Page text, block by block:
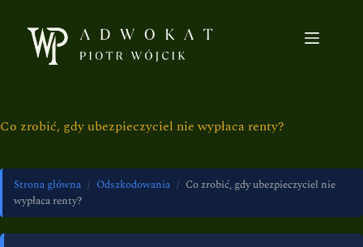
Co zrobić, gdy ubezpieczyciel nie wypłaca renty?
Strona główna / Odszkodowania / Co zrobić, gdy ubezpieczyciel nie
wypłaca renty?